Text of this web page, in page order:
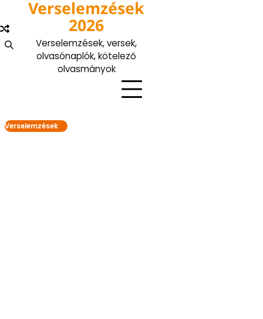
content
Verselemzések
2026
Verselemzések, versek,
olvasónaplók, kötelező
olvasmányok
Verselemzések